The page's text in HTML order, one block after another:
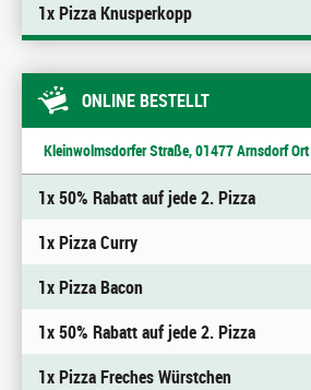
1x Pizza Knusperkopp
ONLINE BESTELLT
Kleinwolmsdorfer Straße, 01477 Arnsdorf Ort
1x 50% Rabatt auf jede 2. Pizza
1x Pizza Curry
1x Pizza Bacon
1x 50% Rabatt auf jede 2. Pizza
1x Pizza Freches Würstchen